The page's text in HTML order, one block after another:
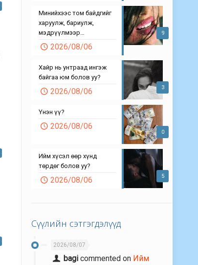
9
Минийхээс том байдгийг
харуулж, бариулж,
мэдрүүлмээр…
2026/08/06
3
Хайр нь унтраад ингэж
байгаа юм болов уу?
2026/08/06
0
Үнэн үү?
2026/08/06
5
Ийм хүсэл өөр хүнд
төрдөг болов уу?
2026/08/06
Сүүлийн сэтгэгдэлүүд
2026/08/07
bagi commented on Ийм